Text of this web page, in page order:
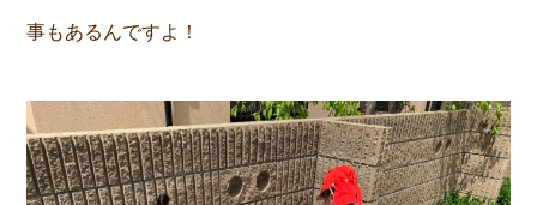
事もあるんですよ！